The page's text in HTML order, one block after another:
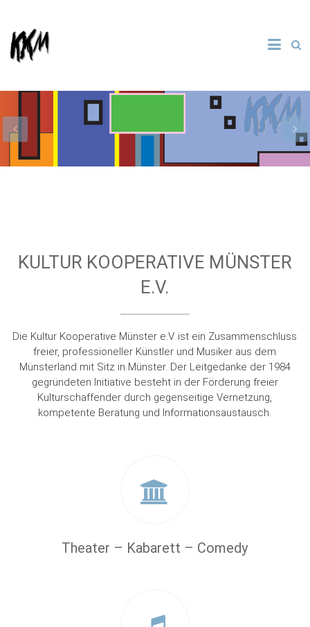
content
KKM
Kooperative
Münster e.
KULTUR KOOPERATIVE MÜNSTER
E.V.
Die Kultur Kooperative Münster e.V. ist ein Zusammenschluss
freier, professioneller Künstler und Musiker aus dem
Münsterland mit Sitz in Münster. Der Leitgedanke der 1984
gegründeten Initiative besteht in der Förderung freier
Kulturschaffender durch gegenseitige Vernetzung,
kompetente Beratung und Informationsaustausch.
Theater – Kabarett – Comedy